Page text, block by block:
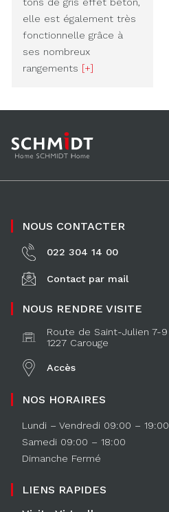
elle est également très
fonctionnelle grâce à
ses nombreux
rangements [+]
NOUS CONTACTER
022 304 14 00
Contact par mail
NOUS RENDRE VISITE
Route de Saint-Julien 7-9
1227 Carouge
Accès
NOS HORAIRES
Lundi – Vendredi 09:00 – 19:00
Samedi 09:00 – 18:00
Dimanche Fermé
LIENS RAPIDES